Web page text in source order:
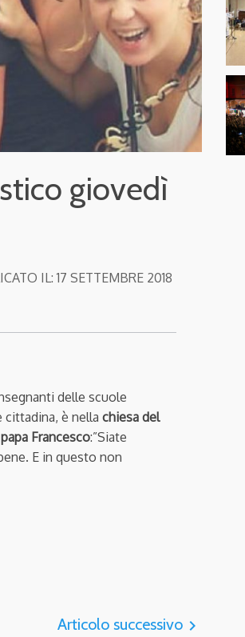
giovedì
IL:17 SETTEMBRE 2018
delle scuole
cittadina, è nella chiesa del
papa Francesco:”Siate
E in questo non
Articolo successivo navigate_next